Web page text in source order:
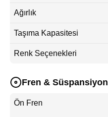
Ağırlık
Taşıma Kapasitesi
Renk Seçenekleri
Fren & Süspansiyon
Ön Fren